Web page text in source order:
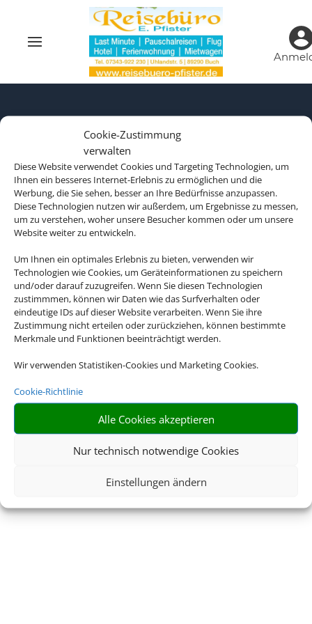
Cookie-Zustimmung
verwalten
Diese Website verwendet Cookies und Targeting Technologien, um
Ihnen ein besseres Internet-Erlebnis zu ermöglichen und die
Werbung, die Sie sehen, besser an Ihre Bedürfnisse anzupassen.
Diese Technologien nutzen wir außerdem, um Ergebnisse zu messen,
um zu verstehen, woher unsere Besucher kommen oder um unsere
Website weiter zu entwickeln.
Um Ihnen ein optimales Erlebnis zu bieten, verwenden wir
Technologien wie Cookies, um Geräteinformationen zu speichern
und/oder darauf zuzugreifen. Wenn Sie diesen Technologien
zustimmmen, können wir Daten wie das Surfverhalten oder
eindeutige IDs auf dieser Website verarbeiten. Wenn Sie ihre
Zustimmung nicht erteilen oder zurückziehen, können bestimmte
Merkmale und Funktionen beeinträchtigt werden.
Wir verwenden Statistiken-Cookies und Marketing Cookies.
Cookie-Richtlinie
Alle Cookies akzeptieren
Nur technisch notwendige Cookies
Einstellungen ändern
Rechtliche Informationen
Impressum Datenschutzerklärung
AGB Kontakt
Service
Online Check-In
Barrierefreiheitserklärun
g